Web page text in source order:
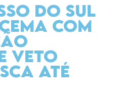
do Sul
com
veto
até